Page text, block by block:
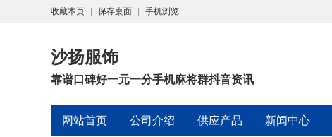
收藏本页 保存桌面 手机浏览
沙扬服饰
靠谱口碑好一元一分手机麻将群抖音资讯
网站首页 公司介绍 供应产品 新闻中心